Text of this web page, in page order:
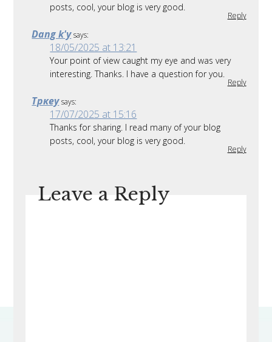
posts, cool, your blog is very good.
Reply
Dang k'y says:
18/05/2025 at 13:21
Your point of view caught my eye and was very
interesting. Thanks. I have a question for you.
Reply
Тркеу says:
17/07/2025 at 15:16
Thanks for sharing. I read many of your blog
posts, cool, your blog is very good.
Reply
Leave a Reply